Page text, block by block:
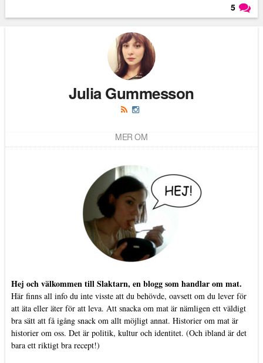
5
Julia Gummesson
MER OM
Hej och välkommen till Slaktarn, en blogg som handlar om mat.
Här finns all info du inte visste att du behövde, oavsett om du lever för
att äta eller äter för att leva. Att snacka om mat är nämligen ett väldigt
bra sätt att få igång snack om allt möjligt annat. Historier om mat är
historier om oss. Det är politik, kultur och identitet. (Och ibland är det
bara ett riktigt bra recept!)